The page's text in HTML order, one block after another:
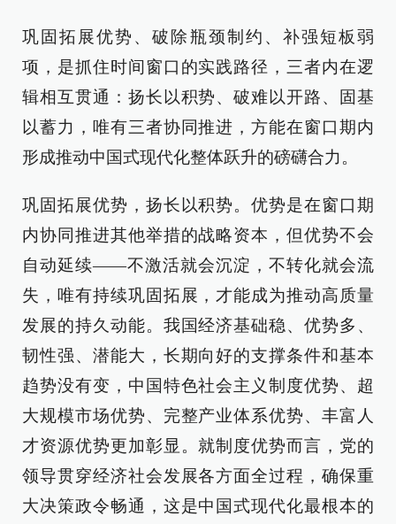
巩固拓展优势、破除瓶颈制约、补强短板弱
项，是抓住时间窗口的实践路径，三者内在逻
辑相互贯通：扬长以积势、破难以开路、固基
以蓄力，唯有三者协同推进，方能在窗口期内
形成推动中国式现代化整体跃升的磅礴合力。
巩固拓展优势，扬长以积势。优势是在窗口期
内协同推进其他举措的战略资本，但优势不会
自动延续——不激活就会沉淀，不转化就会流
失，唯有持续巩固拓展，才能成为推动高质量
发展的持久动能。我国经济基础稳、优势多、
韧性强、潜能大，长期向好的支撑条件和基本
趋势没有变，中国特色社会主义制度优势、超
大规模市场优势、完整产业体系优势、丰富人
才资源优势更加彰显。就制度优势而言，党的
领导贯穿经济社会发展各方面全过程，确保重
大决策政令畅通，这是中国式现代化最根本的